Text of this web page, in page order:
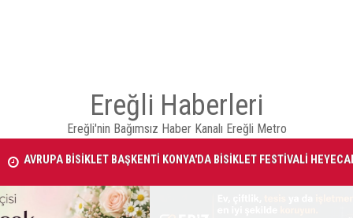
Ereğli Haberleri
Ereğli'nin Bağımsız Haber Kanalı Ereğli Metro
AVRUPA BİSİKLET BAŞKENTİ KONYA'DA BİSİKLET FESTİVALİ
BAŞLADI
BAŞKAN ALTAY: “GENÇ KOMEK VE BİLGEHANELERDE 30 BİN
YAZ AYLARINI BİZİMLE BİRLİKTE GEÇİRİYOR”